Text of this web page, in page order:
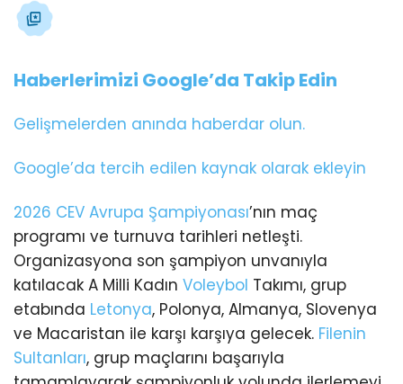
Haberlerimizi Google’da Takip Edin
Gelişmelerden anında haberdar olun.
Google’da tercih edilen kaynak olarak ekleyin
2026 CEV Avrupa Şampiyonası’nın maç
programı ve turnuva tarihleri netleşti.
Organizasyona son şampiyon unvanıyla
katılacak A Milli Kadın Voleybol Takımı, grup
etabında Letonya, Polonya, Almanya, Slovenya
ve Macaristan ile karşı karşıya gelecek. Filenin
Sultanları, grup maçlarını başarıyla